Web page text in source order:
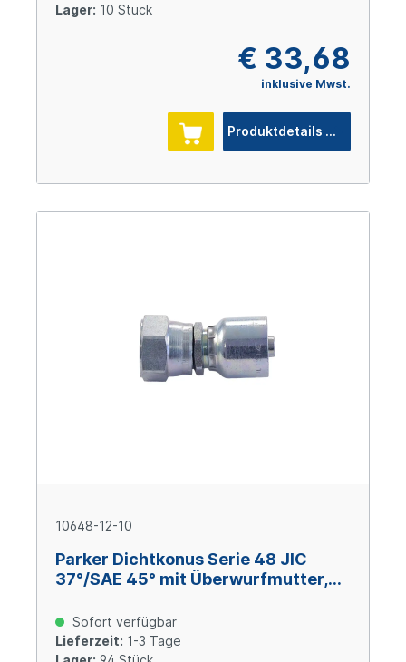
Lager: 10 Stück
€ 33,68
inklusive Mwst.
Produktdetails
10648-12-10
Parker Dichtkonus Serie 48 JIC
37°/SAE 45° mit Überwurfmutter,
verzinkt Cr(VI)-frei
Sofort verfügbar
Lieferzeit: 1-3 Tage